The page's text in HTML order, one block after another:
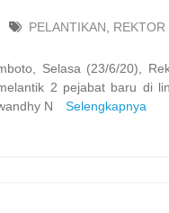
PELANTIKAN REKTOR
Selasa (23/6/20),
2 pejabat baru di
N
Selengkapnya